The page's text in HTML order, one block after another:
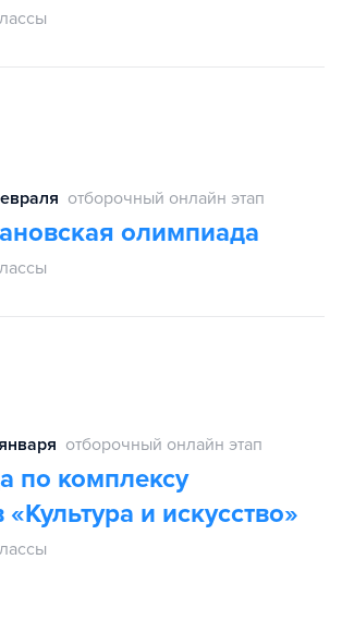
отборочный онлайн этап
олимпиада
отборочный онлайн этап
по комплексу
и искусство»